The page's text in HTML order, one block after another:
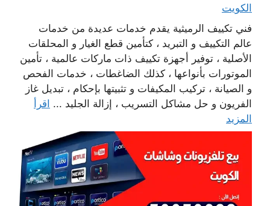
الكويت
فني تكييف الرميثية يقدم خدمات عديدة من خدمات
عالم التكييف و التبريد ، كتأمين قطع الغيار و المحلقات
الأصلية ، توفير أجهزة تكييف ذات ماركات عالمية ، تأمين
الموتورات بأنواعها ، كذلك الضاغطات ، خدمات الفحص
و الصيانة ، تركيب المكيفات و تثبيتها بإحكام ، تبديل غاز
الفريون و حل مشاكل التسريب ، إزالة الجليد ... اقرأ
المزيد